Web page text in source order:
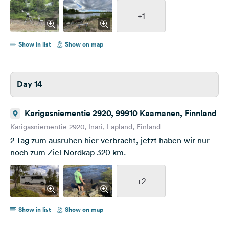
+1
Show in list Show on map
Day 14
Karigasniementie 2920, 99910 Kaamanen, Finnland
Karigasniementie 2920, Inari, Lapland, Finland
2 Tag zum ausruhen hier verbracht, jetzt haben wir nur
noch zum Ziel Nordkap 320 km.
+2
Show in list Show on map